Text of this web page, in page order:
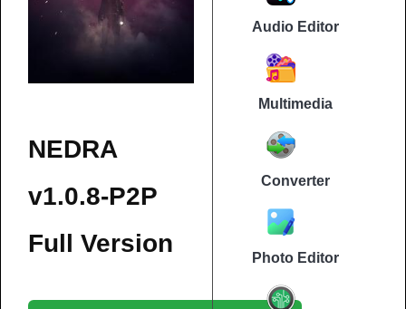
NEDRA
v1.0.8-P2P
Full Version
Audio Editor
Multimedia
Converter
Photo Editor